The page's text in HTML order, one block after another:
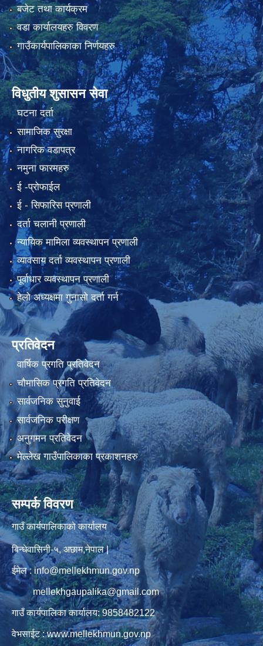
बजेट तथा कार्यक्रम
वडा कार्यालयहरु विवरण
गाउँकार्यपालिकाका निर्णयहरु
विधुतीय शुसासन सेवा
घटना दर्ता
सामाजिक सुरक्षा
नागरिक वडापत्र
नमुना फारमहरु
ई -प्रोफाईल
ई‍ - सिफारिस प्रणाली
दर्ता चलानी प्रणाली
न्यायिक मामिला व्यवस्थापन प्रणाली
व्यावसाय दर्ता व्यवस्थापन प्रणाली
पूर्वाधार व्यवस्थापन प्रणाली
हेलो अध्यक्षमा गुनासो दर्ता गर्न
प्रतिवेदन
वार्षिक प्रगति प्रतिवेदन
चौमासिक प्रगति प्रतिवेदन
सार्वजनिक सुनुवाई
सार्वजनिक परीक्षण
अनुगमन प्रतिवेदन
मेल्लेख गाउँपालिकाका प्रकाशनहरु
सम्पर्क विवरण
गाउँ कार्यपालिकाको कार्यालय
बिन्धेवासिनी-५, अछाम,नेपाल |
ईमेल : info@mellekhmun.gov.np
mellekhgaupalika@gmail.com
गाउँ कार्यपालिका कार्यालय: 9858482122
वेभसाईट : www.mellekhmun.gov.np